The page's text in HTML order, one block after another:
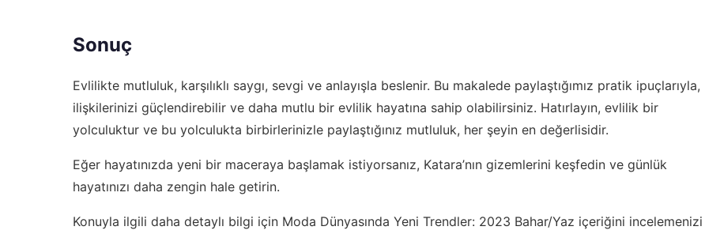
Sonuç
Evlilikte mutluluk, karşılıklı saygı, sevgi ve anlayışla beslenir. Bu makalede paylaştığımız pratik ipuçlarıyla,
ilişkilerinizi güçlendirebilir ve daha mutlu bir evlilik hayatına sahip olabilirsiniz. Hatırlayın, evlilik bir
yolculuktur ve bu yolculukta birbirlerinizle paylaştığınız mutluluk, her şeyin en değerlisidir.
Eğer hayatınızda yeni bir maceraya başlamak istiyorsanız, Katara’nın gizemlerini keşfedin ve günlük
hayatınızı daha zengin hale getirin.
Konuyla ilgili daha detaylı bilgi için Moda Dünyasında Yeni Trendler: 2023 Bahar/Yaz içeriğini incelemenizi